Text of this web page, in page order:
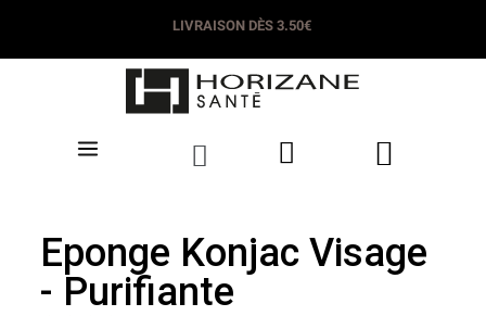
LIVRAISON DÈS 3.50€
Eponge Konjac Visage
- Purifiante